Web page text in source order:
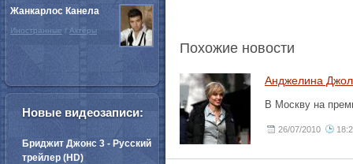
Похожие новости
Анджелина
В Москву на
26/07/2010
Жанкарлос Канела
Иностранные / Актёры
Новые видеозаписи:
Бриджит Джонс 3 - Русский
трейлер (HD)